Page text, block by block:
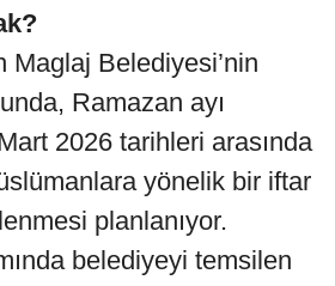
Maglaj Belediyesi’nin
Ramazan ayı
2026 tarihleri arasında
yönelik bir iftar
planlanıyor.
belediyeyi temsilen